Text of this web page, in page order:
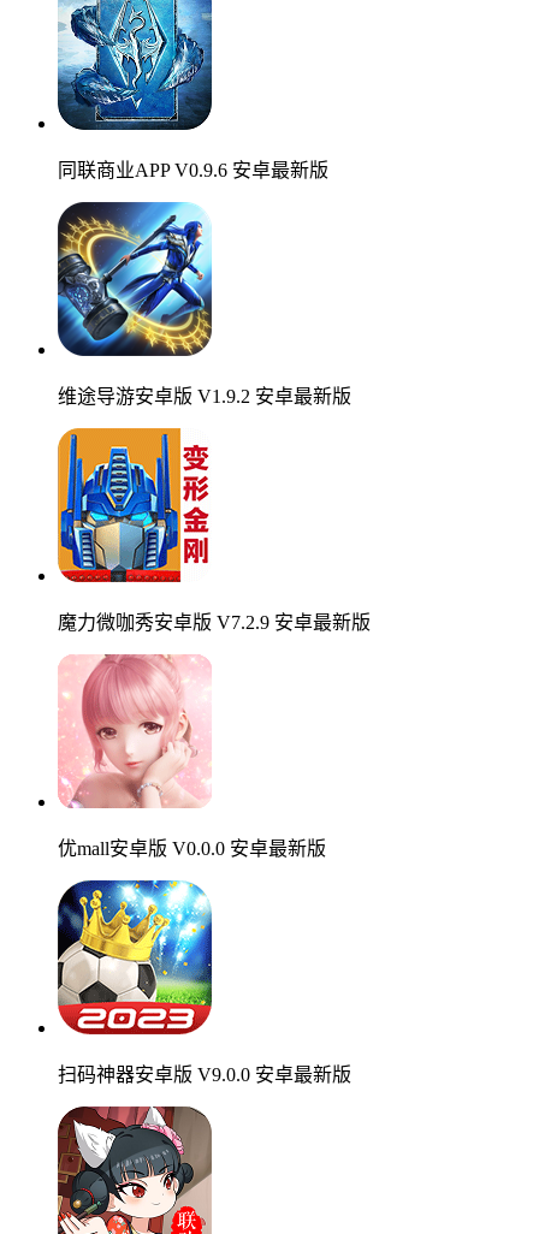
同联商业APP V0.9.6 安卓最新版
维途导游安卓版 V1.9.2 安卓最新版
魔力微咖秀安卓版 V7.2.9 安卓最新版
优mall安卓版 V0.0.0 安卓最新版
扫码神器安卓版 V9.0.0 安卓最新版